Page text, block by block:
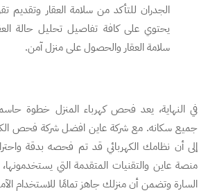
الجدران للتأكد من سلامة العقار وتقديم
يحتوي على كافة تفاصيل تحليل حالة
سلامة العقار والحصول على منزل آمن.
في النهاية، يعد فحص كهرباء المنزل خطوة
جميع سكانه. مع شركة عاين افضل شركة فحص
إلى أن نظامك الكهربائي قد تم فحصه بدقة
منصة عاين والتقنيات المتقدمة التي
السارة وتضمن أن منزلك جاهز تمامًا للاستخدام